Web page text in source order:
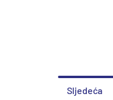
Sljedeća